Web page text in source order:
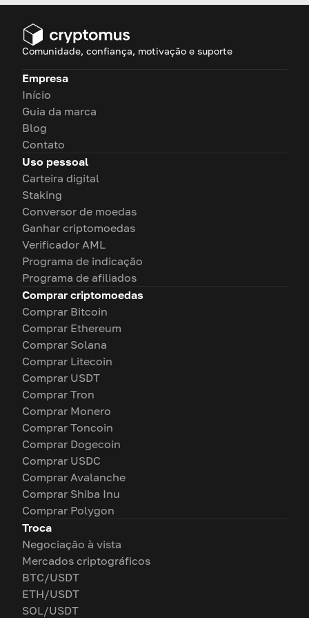
pagamento, e descubra como
Comunidade, confiança, motivação e suporte
Empresa
Início
Guia da marca
Blog
Contato
Uso pessoal
Carteira digital
Staking
Conversor de moedas
Ganhar criptomoedas
Verificador AML
Programa de indicação
Programa de afiliados
Comprar criptomoedas
Comprar Bitcoin
Comprar Ethereum
Comprar Solana
Comprar Litecoin
Comprar USDT
Comprar Tron
Comprar Monero
Comprar Toncoin
Comprar Dogecoin
Comprar USDC
Comprar Avalanche
Comprar Shiba Inu
Comprar Polygon
Troca
Negociação à vista
Mercados criptográficos
BTC/USDT
ETH/USDT
SOL/USDT